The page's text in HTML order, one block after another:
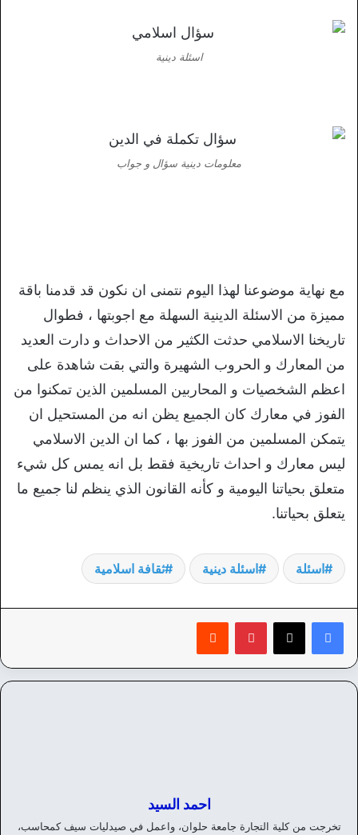
اسئلة دينية
معلومات دينية سؤال و جواب
مع نهاية موضوعنا لهذا اليوم نتمنى ان نكون قد قدمنا باقة
مميزة من الاسئلة الدينية السهلة مع اجوبتها ، فطوال
تاريخنا الاسلامي حدثت الكثير من الاحداث و دارت العديد
من المعارك و الحروب الشهيرة والتي بقت شاهدة على
اعظم الشخصيات و المحاربين المسلمين الذين تمكنوا من
الفوز في معارك كان الجميع يظن انه من المستحيل ان
يتمكن المسلمين من الفوز بها ، كما ان الدين الاسلامي
ليس معارك و احداث تاريخية فقط بل انه يمس كل شيء
متعلق بحياتنا اليومية و كأنه القانون الذي ينظم لنا جميع ما
يتعلق بحياتنا.
اسئلة اسئلة دينية ثقافة اسلامية
بينتيريست
احمد السيد
تخرجت من كلية التجارة جامعة حلوان، واعمل في صيدليات سيف كمحاسب،